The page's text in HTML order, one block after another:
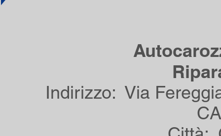
Indirizzo: Via